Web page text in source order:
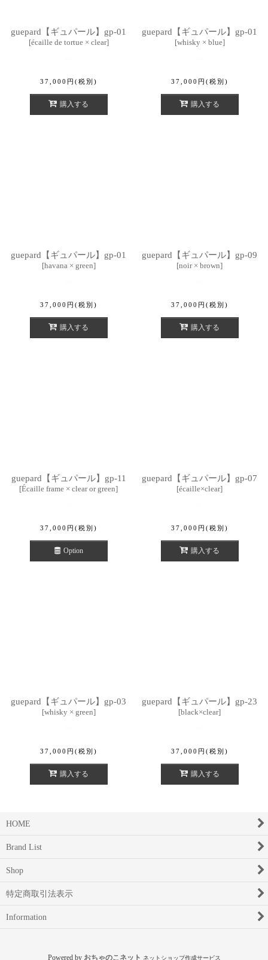
guepard【ギュパール】gp-01
[écaille de tortue × clear]
37,000 円 (税別)
購入する
guepard【ギュパール】gp-01
[whisky × blue]
37,000 円 (税別)
購入する
guepard【ギュパール】gp-01
[havana × green]
37,000 円 (税別)
購入する
guepard【ギュパール】gp-09
[noir × brown]
37,000 円 (税別)
購入する
guepard【ギュパール】gp-11
[Écaille frame × clear or green]
37,000 円 (税別)
Option
guepard【ギュパール】gp-07
[écaille×clear]
37,000 円 (税別)
購入する
guepard【ギュパール】gp-03
[whisky × green]
37,000 円 (税別)
購入する
guepard【ギュパール】gp-23
[black×clear]
37,000 円 (税別)
購入する
HOME
Brand List
Shop
特定商取引法表示
Information
Powered by おちゃのこネット ネットショップ作成サービス